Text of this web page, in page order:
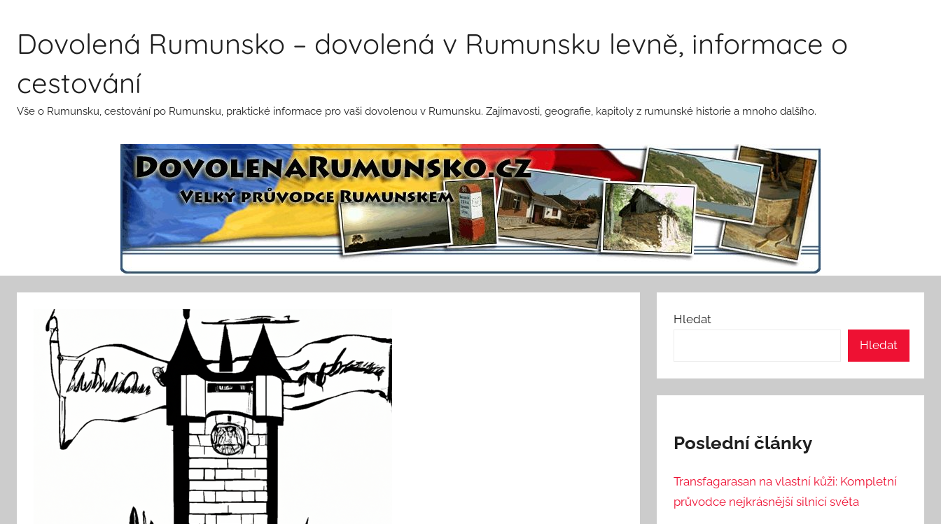
obsahuDovolená Rumunsko – dovolená v Rumunsku levně, informace o
cestování
Vše o Rumunsku, cestování po Rumunsku, praktické informace pro vaši dovolenou v Rumunsku. Zajímavosti, geografie, kapitoly z rumunské historie a mnoho dalšího.
Hledat
Hledat
Poslední články
Transfagarasan na vlastní kůži: Kompletní
průvodce nejkrásnější silnicí světa